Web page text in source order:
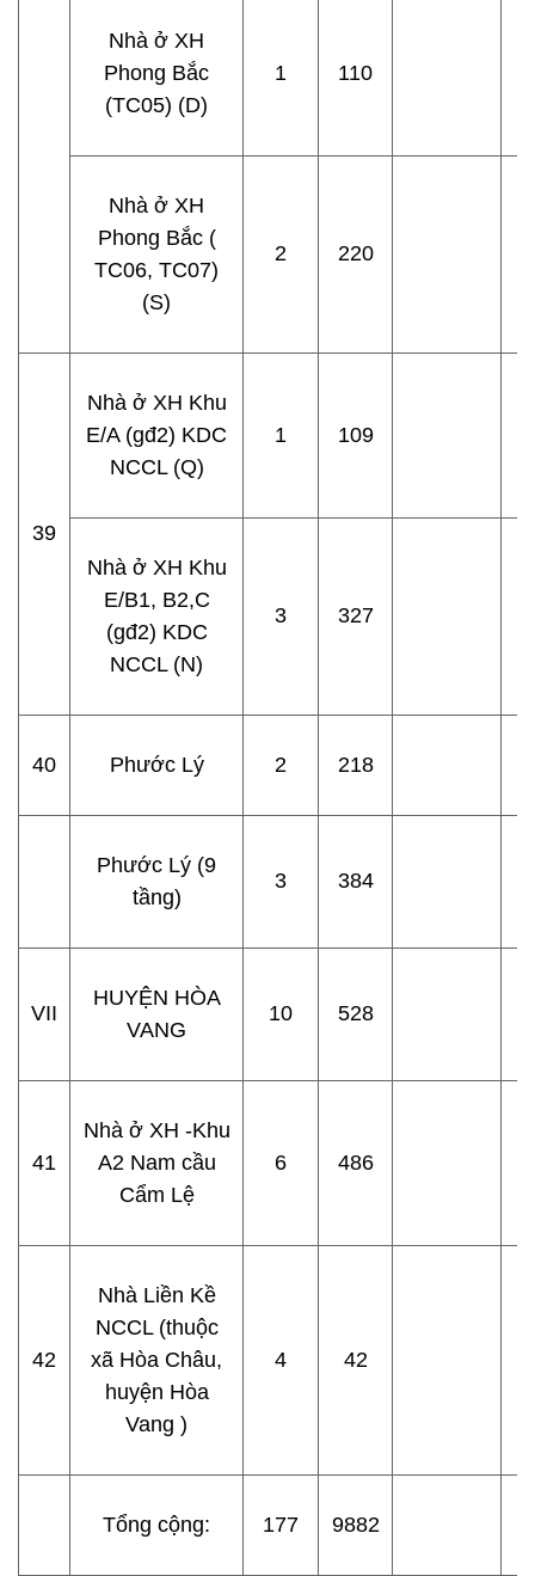
Nhà ở XH
Phong Bắc
(TC05) (D)
1 110
Nhà ở XH
Phong Bắc (
TC06, TC07)
(S)
2 220
39
Nhà ở XH Khu
E/A (gđ2) KDC
NCCL (Q)
1 109
Nhà ở XH Khu
E/B1, B2,C
(gđ2) KDC
NCCL (N)
3 327
40 Phước Lý 2 218
Phước Lý (9
tầng)
3 384
VII
HUYỆN HÒA
VANG
10 528
41
Nhà ở XH -Khu
A2 Nam cầu
Cẩm Lệ
6 486
42
Nhà Liền Kề
NCCL (thuộc
xã Hòa Châu,
huyện Hòa
Vang )
4 42
Tổng cộng: 177 9882